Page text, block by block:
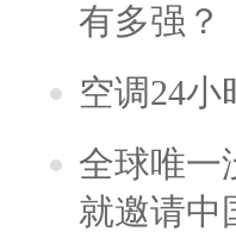
有多强？
空调24
全球唯一
就邀请中